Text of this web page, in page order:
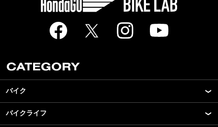
バイク
New Model Show
バイクライフ